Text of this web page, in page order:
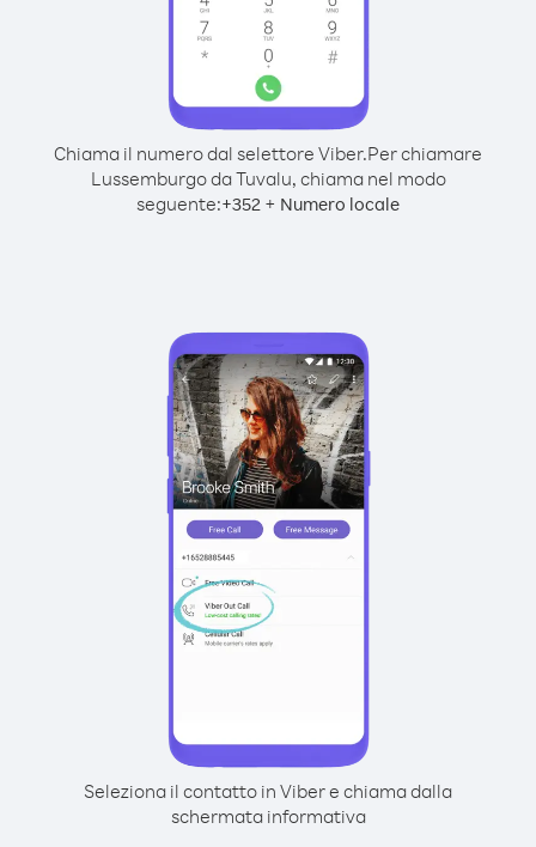
Chiama il numero dal selettore Viber.Per chiamare
Lussemburgo da Tuvalu, chiama nel modo
seguente:+352 + Numero locale
Seleziona il contatto in Viber e chiama dalla
schermata informativa